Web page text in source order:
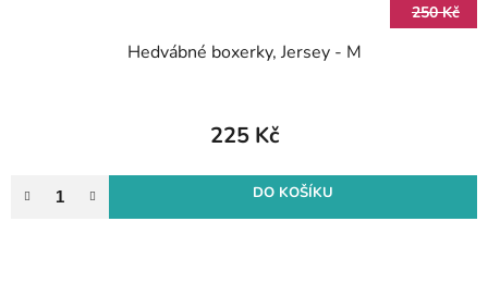
250 Kč
Hedvábné boxerky, Jersey - M
225 Kč
DO KOŠÍKU